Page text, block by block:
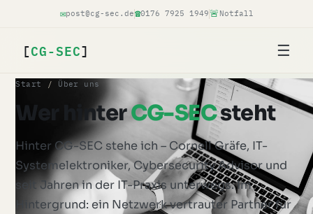
✉post@cg-sec.de☎0176 7925 1949🚨 Notfall
[CG-SEC] ☰
Start / Über uns
Wer hinterCG-SECsteht
Hinter CG-SEC stehe ich – Cornell Gräfe, IT-
Systemelektroniker, Cybersecurity Advisor und
seit Jahren in der IT-Praxis unterwegs. Im
Hintergrund: ein Netzwerk vertrauter Partner für